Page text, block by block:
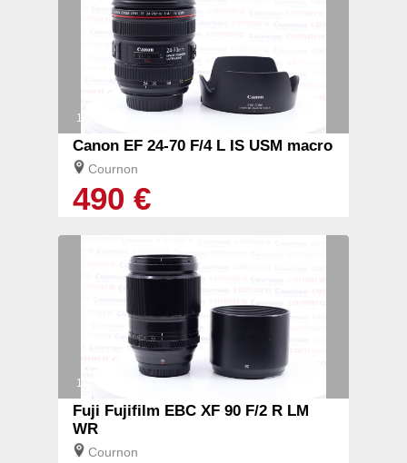
1/3
Canon EF 24-70 F/4 L IS USM macro
Cournon
490 €
1/3
Fuji Fujifilm EBC XF 90 F/2 R LM
WR
Cournon